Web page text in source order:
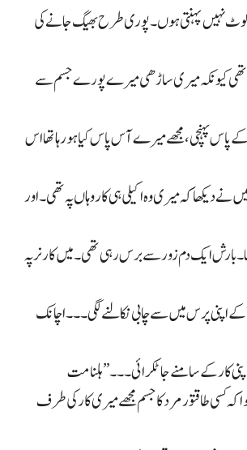
نہیں پہنتی ہوں۔ پوری طرح بھیگ جانے کی
تھی کیونکہ میری ساڑھی میرے پورے جسم سے
پاس پہنچی، مجھے میرے آس پاس کیا ہو رہا تھا اس
نے دیکھا کہ میری وہ اکیلی ہی کار وہاں پہ تھی۔ اور
تھا۔ بارش ایک دم زور سے برس رہی تھی۔ میں کارنر پہ
کے اپنی پرس میں سے چابی نکالنے لگی۔۔۔ اچانک
اپنی کار کے سامنے جا ٹکرائی۔۔۔ ” ہلنا مت
کہ کسی طاقتور مرد کا جسم مجھے میری کار کی طرف